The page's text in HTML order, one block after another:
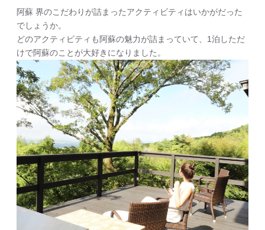
阿蘇 界のこだわりが詰まったアクティビティはいかがだった
でしょうか。
どのアクティビティも阿蘇の魅力が詰まっていて、1泊しただ
けで阿蘇のことが大好きになりました。